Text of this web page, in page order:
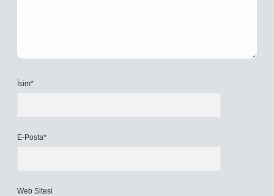
İsim*
E-Posta*
Web Sitesi